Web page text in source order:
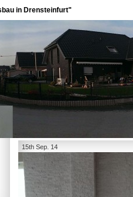
in Drensteinfurt"
15th Sep. 14